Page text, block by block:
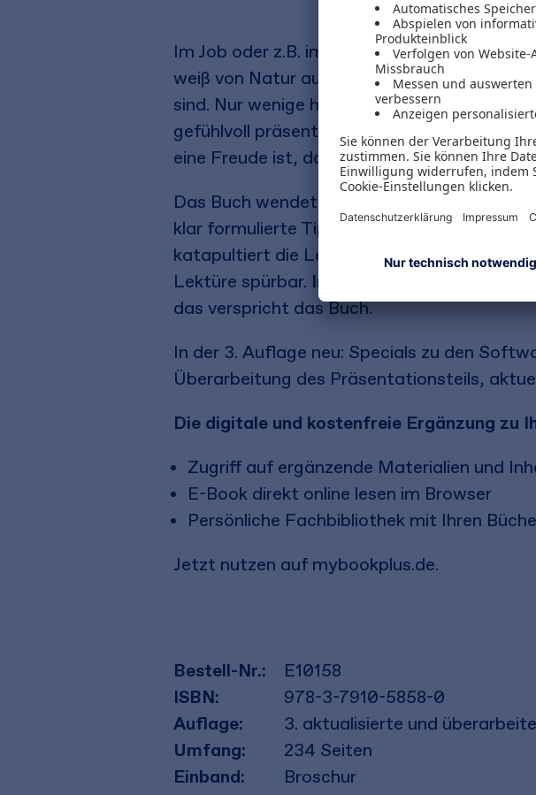
Im Job oder z.B. im Ehrenamt fällt es vielen
weiß von Natur aus, wie man Referate und
sind. Nur wenige haben in ihrer Ausbildung
gefühlvoll präsentiert. Und nirgendwo
eine Freude ist, daran teilzunehmen.
Das Buch wendet sich an Nutzer:innen, die
klar formulierte Tipps erwarten. Dabei gilt:
katapultiert die Leser:innen ein großes
Lektüre spürbar. In 100 Schritten zu
das verspricht das Buch.
In der 3. Auflage neu: Specials zu den
Überarbeitung des Präsentationsteils,
Die digitale und kostenfreie Ergänzung zu
Zugriff auf ergänzende Materialien und
E-Book direkt online lesen im Browser
Persönliche Fachbibliothek mit Ihren
Jetzt nutzen auf mybookplus.de.
Bestell-Nr.:
E10158
ISBN:
978-3-7910-5858-0
Auflage:
3. aktualisierte und
Umfang:
234 Seiten
Einband:
Broschur